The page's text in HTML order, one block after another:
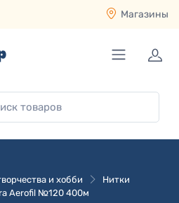
Магазины
и хобби
Нитки
Aerofil №120 400м